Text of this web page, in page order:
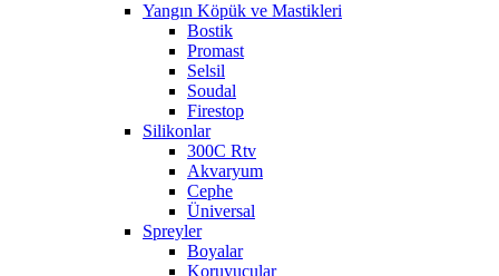
Yangın Köpük ve Mastikleri
Bostik
Promast
Selsil
Soudal
Firestop
Silikonlar
300C Rtv
Akvaryum
Cephe
Üniversal
Spreyler
Boyalar
Koruyucular